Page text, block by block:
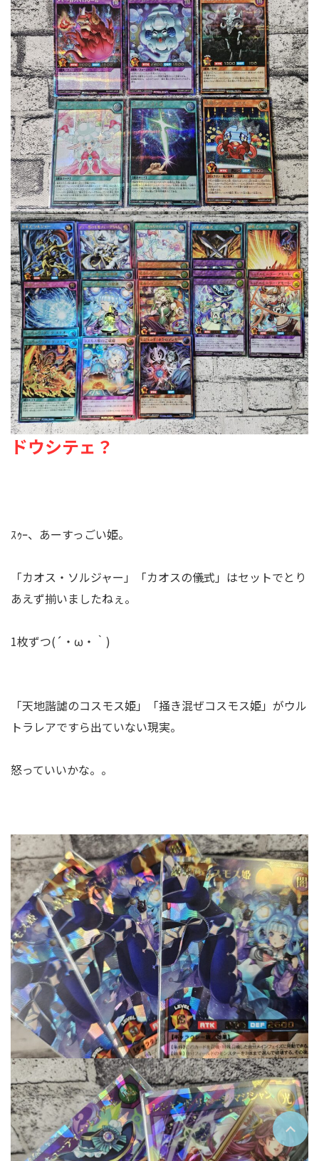
ドウシテェ？
ｽｩｰ、あーすっごい姫。
「カオス・ソルジャー」「カオスの儀式」はセットでとり
あえず揃いましたねぇ。
1枚ずつ(´・ω・｀)
「天地諧謔のコスモス姫」「掻き混ぜコスモス姫」がウル
トラレアですら出ていない現実。
怒っていいかな。。